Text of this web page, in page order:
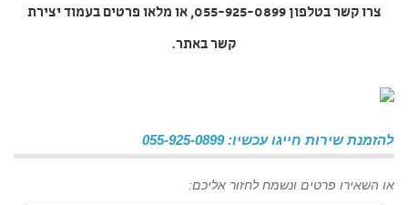
צרו קשר בטלפון 055-925-0899, או מלאו פרטים בעמוד יצירת
קשר באתר.
להזמנת שירות חייגו עכשיו: 055-925-0899
או השאירו פרטים ונשמח לחזור אליכם: